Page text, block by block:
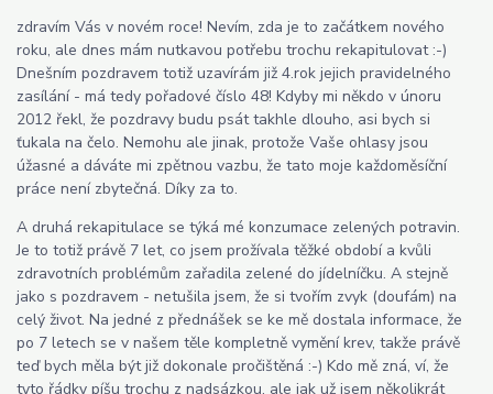
zdravím Vás v novém roce! Nevím, zda je to začátkem nového
roku, ale dnes mám nutkavou potřebu trochu rekapitulovat :-)
Dnešním pozdravem totiž uzavírám již 4.rok jejich pravidelného
zasílání - má tedy pořadové číslo 48! Kdyby mi někdo v únoru
2012 řekl, že pozdravy budu psát takhle dlouho, asi bych si
ťukala na čelo. Nemohu ale jinak, protože Vaše ohlasy jsou
úžasné a dáváte mi zpětnou vazbu, že tato moje každoměsíční
práce není zbytečná. Díky za to.
A druhá rekapitulace se týká mé konzumace zelených potravin.
Je to totiž právě 7 let, co jsem prožívala těžké období a kvůli
zdravotních problémům zařadila zelené do jídelníčku. A stejně
jako s pozdravem - netušila jsem, že si tvořím zvyk (doufám) na
celý život. Na jedné z přednášek se ke mě dostala informace, že
po 7 letech se v našem těle kompletně vymění krev, takže právě
teď bych měla být již dokonale pročištěná :-) Kdo mě zná, ví, že
tyto řádky píšu trochu z nadsázkou, ale jak už jsem několikrát